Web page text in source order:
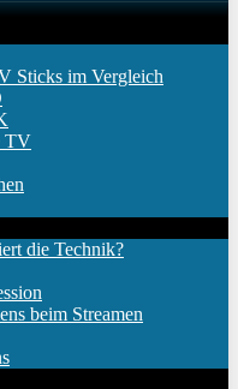
Sticks im Vergleich
TV
die Technik?
beim Streamen